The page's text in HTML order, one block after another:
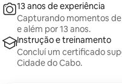
13 anos de experiência
Capturando momentos
e além por 13 anos.
Instrução e treinamento
Concluí um certificado
Cidade do Cabo.